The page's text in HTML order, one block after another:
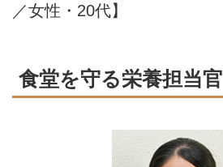
／女性・20代】
食堂を守る栄養担当官